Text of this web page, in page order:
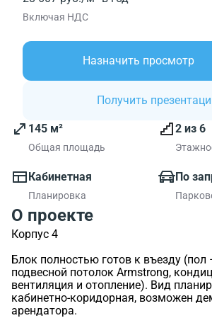
Включая НДС
Назначить просмотр
Получить
145 м²
Общая площадь
2 из 6
Кабинетная
Планировка
По
О проекте
Корпус 4
Блок полностью готов к въезду (пол
подвесной потолок Armstrong,
вентиляция и отопление). Вид
кабинетно-коридорная, возможен
арендатора.